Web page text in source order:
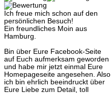
Ich freue mich schon auf den
persönlichen Besuch!
Ein freundliches Moin aus
Hamburg.
Bin über Eure Facebook-Seite
auf Euch aufmerksam geworden
und habe mir jetzt einmal Eure
Homepageseite angesehen. Also
ich bin ehrlich beeindruckt über
Eure Liebe zum Detail, toll